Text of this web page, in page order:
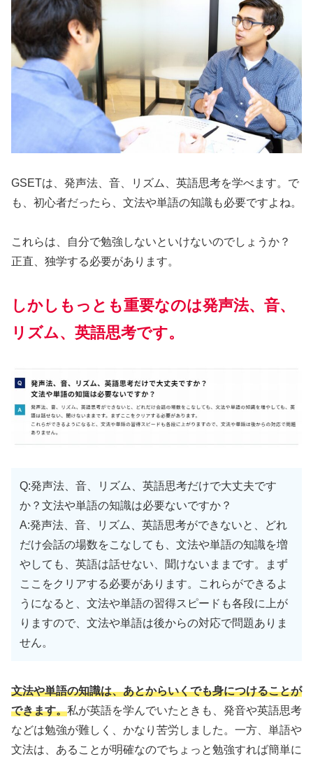
GSETは、発声法、音、リズム、英語思考を学べます。で
も、初心者だったら、文法や単語の知識も必要ですよね。
これらは、自分で勉強しないといけないのでしょうか？
正直、独学する必要があります。
しかしもっとも重要なのは発声法、音、
リズム、英語思考です。
Q:発声法、音、リズム、英語思考だけで大丈夫です
か？文法や単語の知識は必要ないですか？
A:発声法、音、リズム、英語思考ができないと、どれ
だけ会話の場数をこなしても、文法や単語の知識を増
やしても、英語は話せない、聞けないままです。まず
ここをクリアする必要があります。これらができるよ
うになると、文法や単語の習得スピードも各段に上が
りますので、文法や単語は後からの対応で問題ありま
せん。
文法や単語の知識は、あとからいくでも身につけることが
できます。私が英語を学んでいたときも、発音や英語思考
などは勉強が難しく、かなり苦労しました。一方、単語や
文法は、あることが明確なのでちょっと勉強すれば簡単に